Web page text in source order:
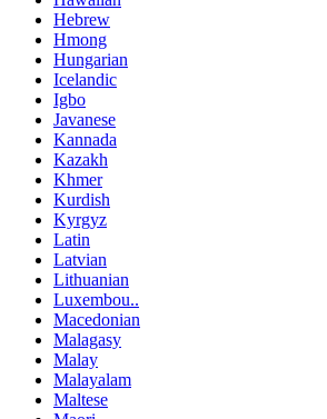
Hebrew
Hmong
Hungarian
Icelandic
Igbo
Javanese
Kannada
Kazakh
Khmer
Kurdish
Kyrgyz
Latin
Latvian
Lithuanian
Luxembou..
Macedonian
Malagasy
Malay
Malayalam
Maltese